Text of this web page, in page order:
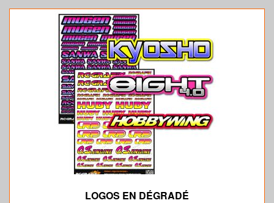
LOGOS EN DÉGRADÉ